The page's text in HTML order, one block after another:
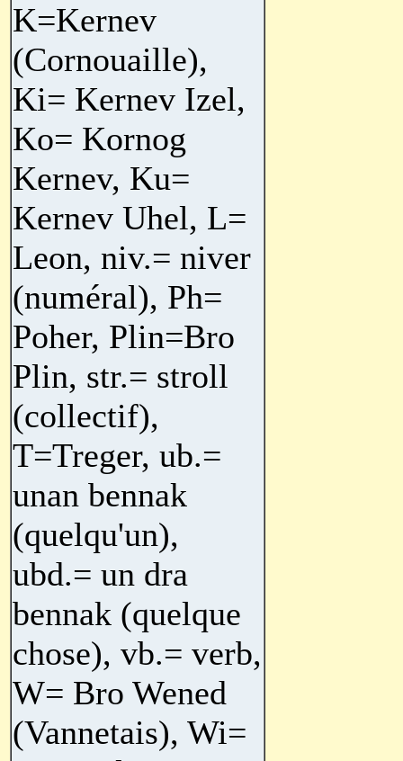
K=Kernev
(Cornouaille),
Ki= Kernev Izel,
Ko= Kornog
Kernev, Ku=
Kernev Uhel, L=
Leon, niv.= niver
(numéral), Ph=
Poher, Plin=Bro
Plin, str.= stroll
(collectif),
T=Treger, ub.=
unan bennak
(quelqu'un),
ubd.= un dra
bennak (quelque
chose), vb.= verb,
W= Bro Wened
(Vannetais), Wi=